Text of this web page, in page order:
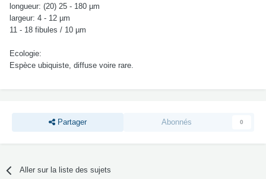
longueur: (20) 25 - 180 µm
largeur: 4 - 12 µm
11 - 18 fibules / 10 µm
Ecologie:
Espèce ubiquiste, diffuse voire rare.
Partager Abonnés 0
Aller sur la liste des sujets